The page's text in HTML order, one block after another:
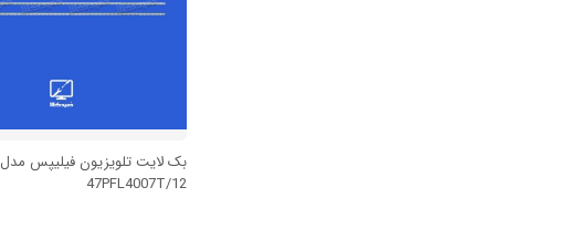
بک لایت تلویزیون فیلیپس مدل
47PFL4007T/12